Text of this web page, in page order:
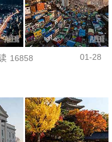
16858 01-28